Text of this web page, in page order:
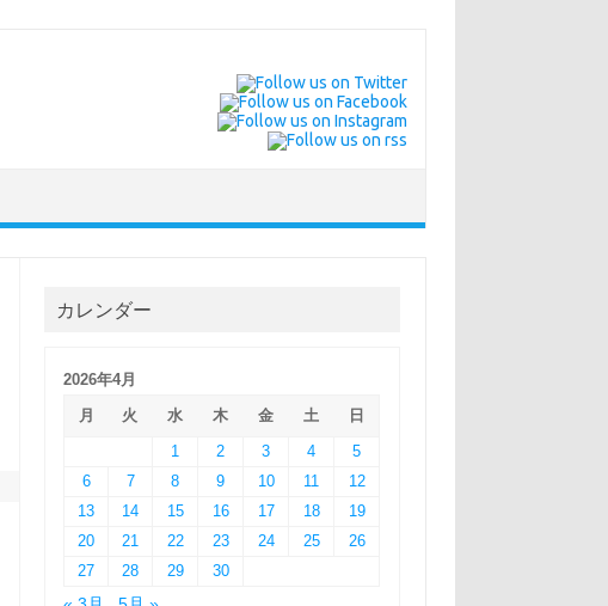
カレンダー
2026年4月
月
火 水 木 金 土
日
1
2 3 4
5
6
7 8 9 10 11
12
13
14 15 16 17 18
19
20
21 22 23 24 25
26
27
28 29
30